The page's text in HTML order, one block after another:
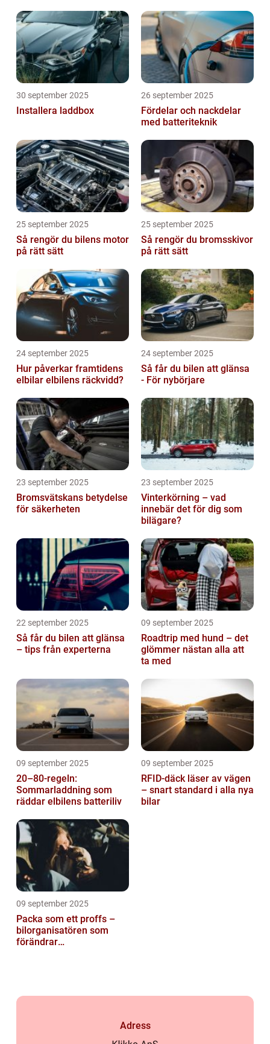
30 september 2025
Installera laddbox
26 september 2025
Fördelar och nackdelar
med batteriteknik
25 september 2025
Så rengör du bilens motor
på rätt sätt
25 september 2025
Så rengör du bromsskivor
på rätt sätt
24 september 2025
Hur påverkar framtidens
elbilar elbilens räckvidd?
24 september 2025
Så får du bilen att glänsa
- För nybörjare
23 september 2025
Bromsvätskans betydelse
för säkerheten
23 september 2025
Vinterkörning – vad
innebär det för dig som
bilägare?
22 september 2025
Så får du bilen att glänsa
– tips från experterna
09 september 2025
Roadtrip med hund – det
glömmer nästan alla att
ta med
09 september 2025
20–80-regeln:
Sommarladdning som
räddar elbilens batteriliv
09 september 2025
RFID-däck läser av vägen
– snart standard i alla nya
bilar
09 september 2025
Packa som ett proffs –
bilorganisatören som
förändrar
Adress